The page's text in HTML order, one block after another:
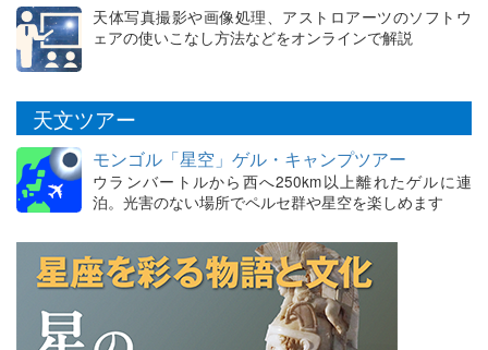
天体写真撮影や画像処理、アストロアーツのソフトウ
ェアの使いこなし方法などをオンラインで解説
天文ツアー
モンゴル「星空」ゲル・キャンプツアー
ウランバートルから西へ250km以上離れたゲルに連
泊。光害のない場所でペルセ群や星空を楽しめます